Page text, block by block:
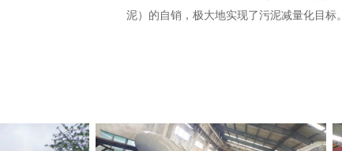
泥）的自销，极大地实现了污泥减量化目标。